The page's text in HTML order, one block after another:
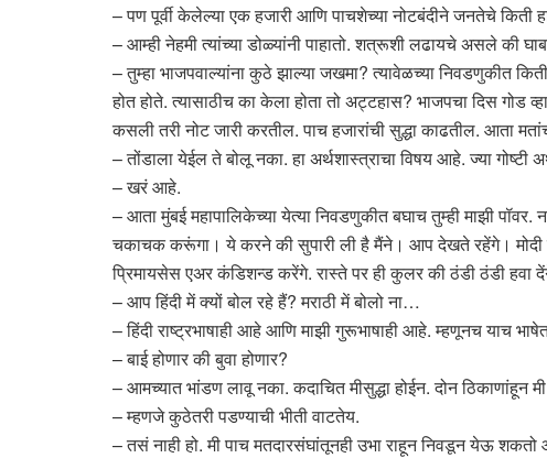
– पण पूर्वी केलेल्या एक हजारी आणि पाचशेच्या नोटबंदीने जनतेचे किती
– आम्ही नेहमी त्यांच्या डोळ्यांनी पाहातो. शत्रूशी लढायचे असले की
– तुम्हा भाजपवाल्यांना कुठे झाल्या जखमा? त्यावेळच्या निवडणुकीत
होत होते. त्यासाठीच का केला होता तो अट्टहास? भाजपचा दिस गोड
कसली तरी नोट जारी करतील. पाच हजारांची सुद्धा काढतील. आता
– तोंडाला येईल ते बोलू नका. हा अर्थशास्त्राचा विषय आहे. ज्या गोष्टी
– खरं आहे.
– आता मुंबई महापालिकेच्या येत्या निवडणुकीत बघाच तुम्ही माझी
चकाचक करूंगा। ये करने की सुपारी ली है मैंने। आप देखते रहेंगे। मोदी
प्रिमायसेस एअर कंडिशन्ड करेंगे. रास्ते पर ही कुलर की ठंडी ठंडी
– आप हिंदी में क्यों बोल रहे हैं? मराठी में बोलो ना…
– हिंदी राष्ट्रभाषाही आहे आणि माझी गुरूभाषाही आहे. म्हणूनच याच
– बाई होणार की बुवा होणार?
– आमच्यात भांडण लावू नका. कदाचित मीसुद्धा होईन. दोन ठिकाणांहून
– म्हणजे कुठेतरी पडण्याची भीती वाटतेय.
– तसं नाही हो. मी पाच मतदारसंघांतूनही उभा राहून निवडून येऊ शकतो